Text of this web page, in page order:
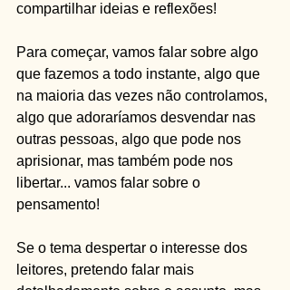
compartilhar ideias e reflexões!
Para começar, vamos falar sobre algo
que fazemos a todo instante, algo que
na maioria das vezes não controlamos,
algo que adoraríamos desvendar nas
outras pessoas, algo que pode nos
aprisionar, mas também pode nos
libertar... vamos falar sobre o
pensamento!
Se o tema despertar o interesse dos
leitores, pretendo falar mais